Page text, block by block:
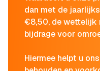
dan met de
€8,50, de wettelijk
bijdrage voor
Hiermee helpt u